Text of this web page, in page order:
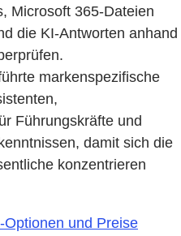
Microsoft 365-Dateien
die KI-Antworten anhand
markenspezifische
Führungskräfte und
damit sich die
konzentrieren
Optionen und Preise